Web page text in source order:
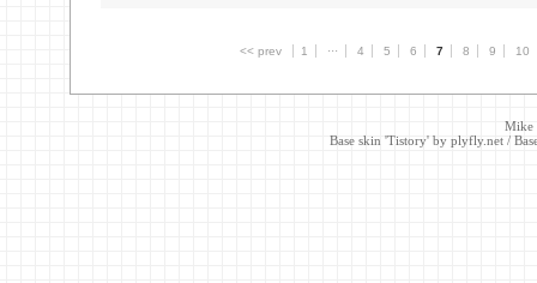
<< prev 1 ··· 4 5 6 7 8 9 10
Mike
Base skin 'Tistory' by plyfly.net /